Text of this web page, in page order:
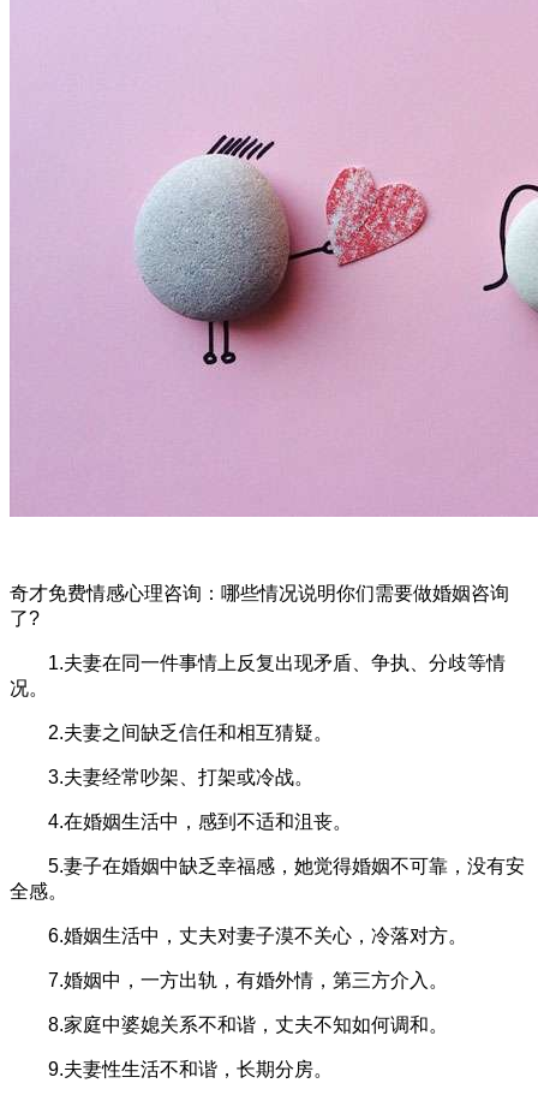
奇才免费情感心理咨询：哪些情况说明你们需要做婚姻咨询
了?
1.夫妻在同一件事情上反复出现矛盾、争执、分歧等情
况。
2.夫妻之间缺乏信任和相互猜疑。
3.夫妻经常吵架、打架或冷战。
4.在婚姻生活中，感到不适和沮丧。
5.妻子在婚姻中缺乏幸福感，她觉得婚姻不可靠，没有安
全感。
6.婚姻生活中，丈夫对妻子漠不关心，冷落对方。
7.婚姻中，一方出轨，有婚外情，第三方介入。
8.家庭中婆媳关系不和谐，丈夫不知如何调和。
9.夫妻性生活不和谐，长期分房。